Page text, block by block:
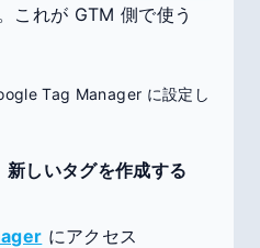
これが GTM 側で使う
Tag Manager に設定し
しいタグを作成する
にアクセス